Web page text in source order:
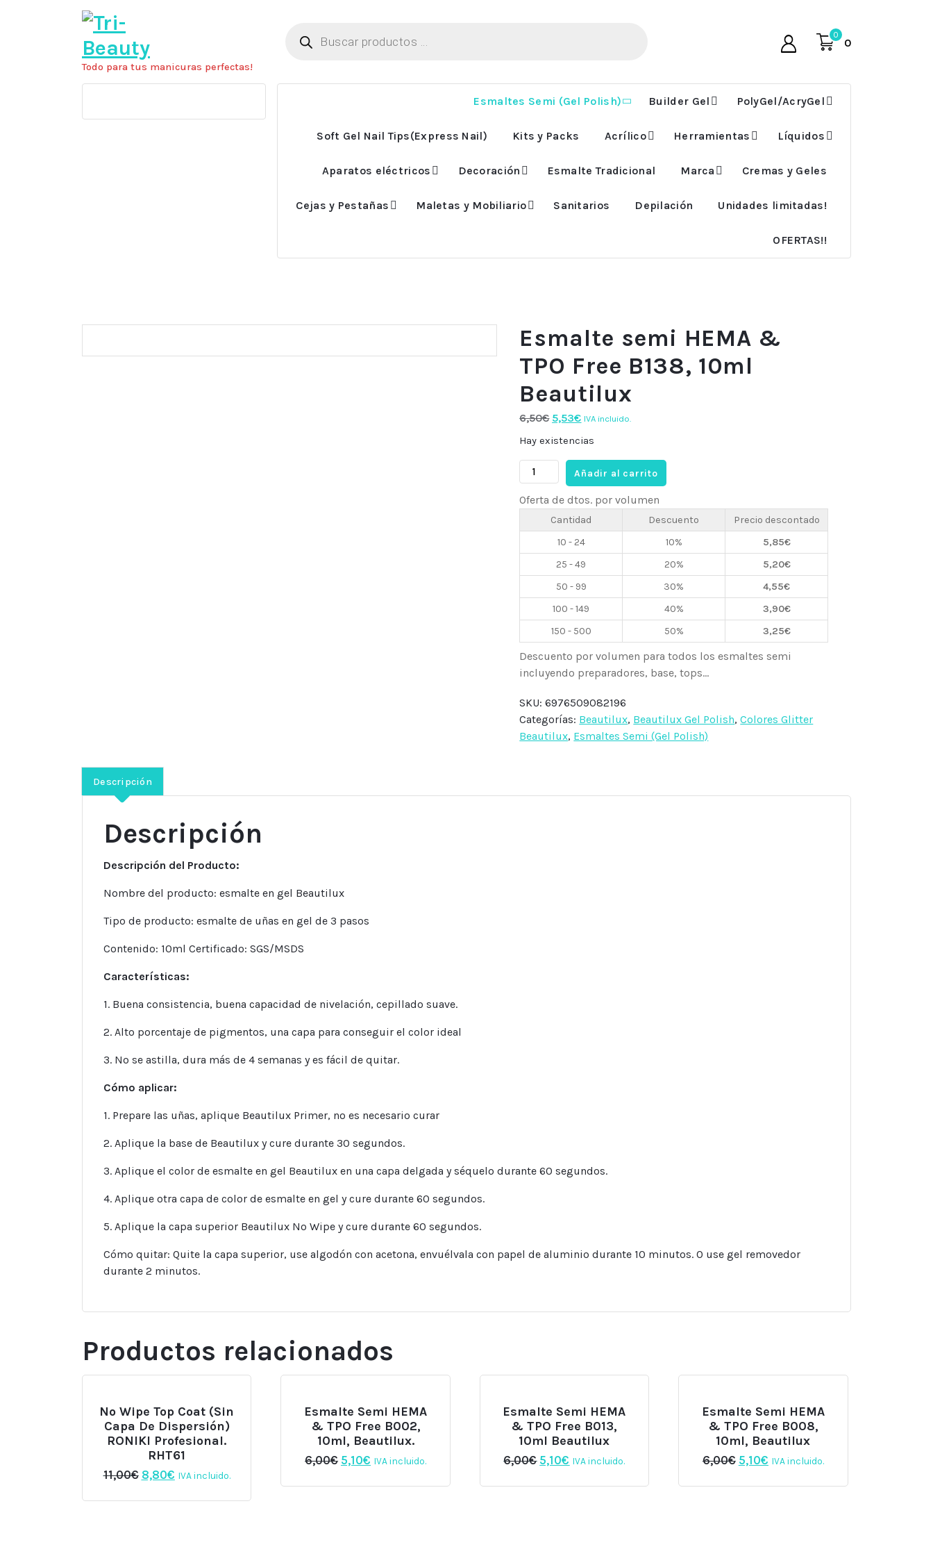
Todo para tus manicuras perfectas!
productos
0
0
Esmaltes Semi (Gel Polish) Builder Gel PolyGel/AcryGel
Soft Gel Nail Tips(Express Nail) Kits y Packs Acrílico Herramientas Líquidos
Aparatos eléctricos Decoración Esmalte Tradicional Marca Cremas y Geles
Cejas y Pestañas Maletas y Mobiliario Sanitarios Depilación Unidades limitadas!
OFERTAS!!
Esmalte semi HEMA &
TPO Free B138, 10ml
Beautilux
6,50€ El
precio
era:
6,50€.
5,53€El
precio
es:
5,53€.
IVA incluido.
Hay existencias
Esmalte
semi
HEMA
TPO
Free
Beautilux
cantidad
Añadir al carrito
Oferta de dtos. por volumen
Cantidad Descuento
Precio descontado
10 - 24
10% 5,85€
25 - 49
20% 5,20€
50 - 99
30% 4,55€
100 - 149
40% 3,90€
150 - 500
50% 3,25€
Descuento por volumen para todos los esmaltes semi
incluyendo preparadores, base, tops...
SKU:6976509082196
Categorías: Beautilux, Beautilux Gel Polish,Colores Glitter
Beautilux, Esmaltes Semi (Gel Polish)
Descripción
Descripción
Descripción del Producto:
Nombre del producto: esmalte en gel Beautilux
Tipo de producto: esmalte de uñas en gel de 3 pasos
Contenido: 10ml Certificado: SGS/MSDS
Características:
1. Buena consistencia, buena capacidad de nivelación, cepillado suave.
2. Alto porcentaje de pigmentos, una capa para conseguir el color ideal
3. No se astilla, dura más de 4 semanas y es fácil de quitar.
Cómo aplicar:
1. Prepare las uñas, aplique Beautilux Primer, no es necesario curar
2. Aplique la base de Beautilux y cure durante 30 segundos.
3. Aplique el color de esmalte en gel Beautilux en una capa delgada y séquelo durante 60 segundos.
4. Aplique otra capa de color de esmalte en gel y cure durante 60 segundos.
5. Aplique la capa superior Beautilux No Wipe y cure durante 60 segundos.
Cómo quitar: Quite la capa superior, use algodón con acetona, envuélvala con papel de aluminio durante 10 minutos. O use gel removedor
durante 2 minutos.
Productos relacionados
No Wipe Top Coat (sin
Capa De Dispersión)
RONIKI Profesional.
RHT61
11,00€ El
original
8,80€El
actual
IVA incluido.
Esmalte Semi HEMA
& TPO Free B002,
10ml, Beautilux.
6,00€ El
original
5,10€ El
actual
IVA incluido.
Esmalte Semi HEMA
& TPO Free B013,
10ml Beautilux
6,00€ El
original
5,10€ El
actual
IVA incluido.
Esmalte Semi HEMA
& TPO Free B008,
10ml, Beautilux
6,00€ El
original
5,10€El
actual
IVA incluido.